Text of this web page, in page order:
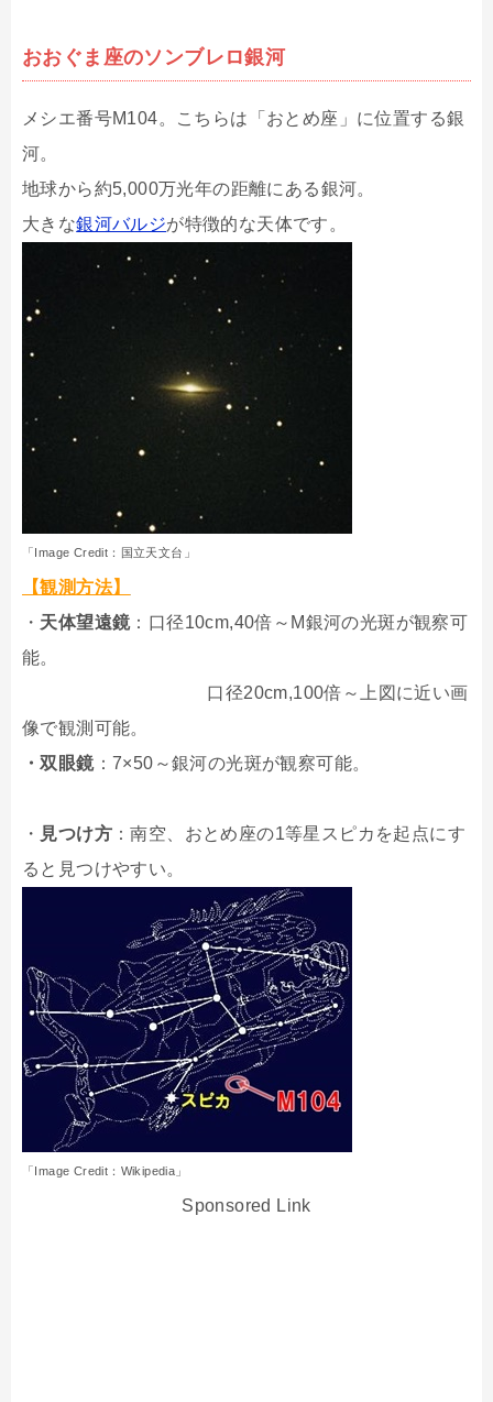
おおぐま座のソンブレロ銀河
メシエ番号M104。こちらは「おとめ座」に位置する銀
河。
地球から約5,000万光年の距離にある銀河。
大きな銀河バルジが特徴的な天体です。
「Image Credit：国立天文台」
【観測方法】
・ 天体望遠鏡：口径10cm,40倍～M銀河の光斑が観察可
能。
口径20cm,100倍～上図に近い画
像で観測可能。
・双眼鏡：7×50～銀河の光斑が観察可能。
・ 見つけ方 ：南空、おとめ座の1等星スピカを起点にす
ると見つけやすい。
「Image Credit：Wikipedia」
Sponsored Link